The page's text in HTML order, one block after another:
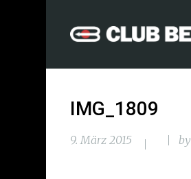
IMG_1809
9. März 2015 by